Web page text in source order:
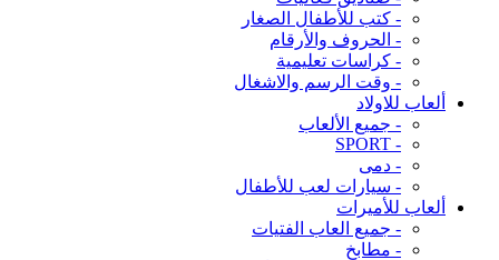
- كتب للأطفال الصغار
- الحروف والأرقام
- كراسات تعليمية
- وقت الرسم والاشغال
ألعاب للاولاد
- جميع الألعاب
- SPORT
- دمى
- سيارات لعب للأطفال
ألعاب للأميرات
- جميع العاب الفتيات
- مطابخ